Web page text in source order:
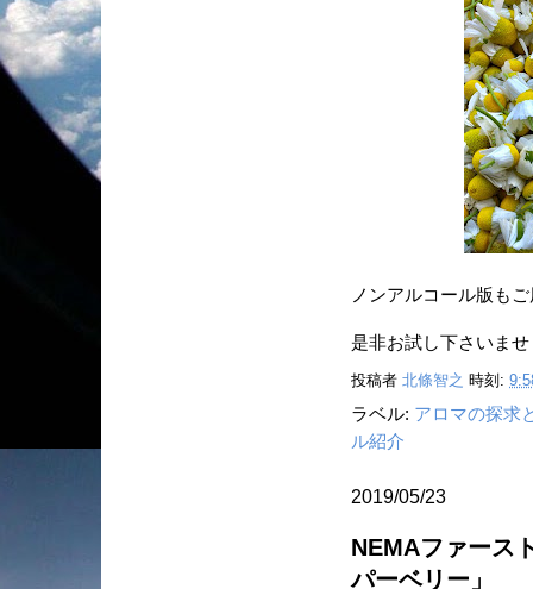
ノンアルコール版も
是非お試し下さいませ
投稿者 北條智之 時刻:
ラベル: アロマの探求
ル紹介
2019/05/23
NEMAファース
パーベリー」